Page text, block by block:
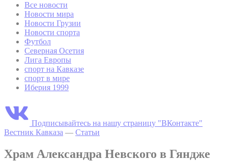
Все новости
Новости мира
Новости Грузии
Новости спорта
Футбол
Северная Осетия
Лига Европы
спорт на Кавказе
спорт в мире
Иберия 1999
Подписывайтесь на нашу страницу "ВКонтакте"
Вестник Кавказа — Статьи
Храм Александра Невского в Гяндже